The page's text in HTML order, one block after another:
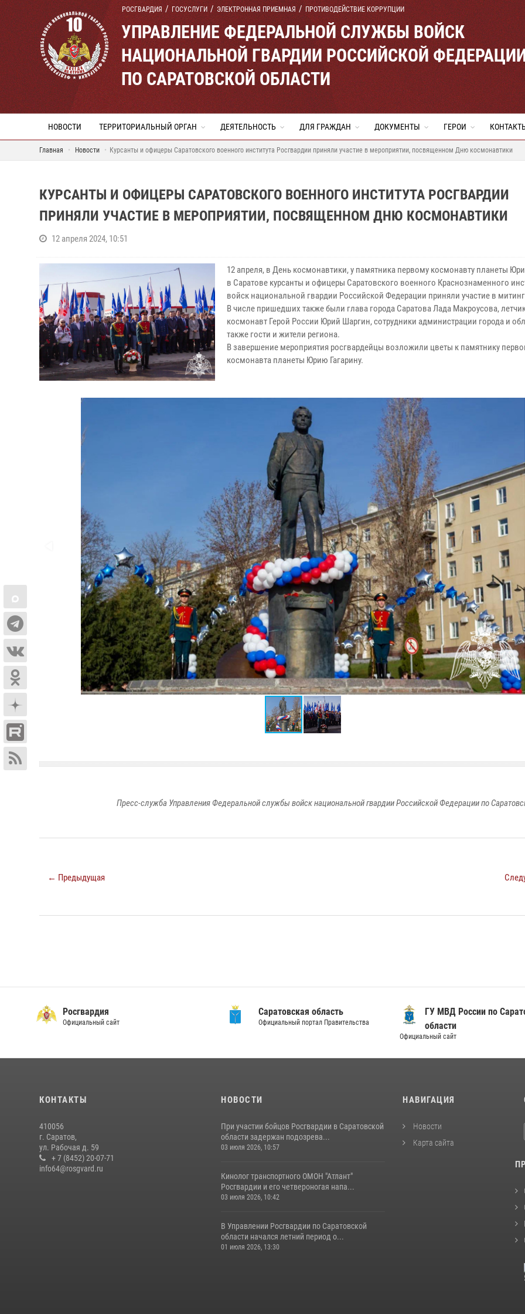
РОСГВАРДИЯ ГОСУСЛУГИ ЭЛЕКТРОННАЯ ПРИЕМНАЯ ПРОТИВОДЕЙСТВИЕ КОРРУПЦИИ
УПРАВЛЕНИЕ ФЕДЕРАЛЬНОЙ СЛУЖБЫ ВОЙСК
НАЦИОНАЛЬНОЙ ГВАРДИИ РОССИЙСКОЙ
ПО САРАТОВСКОЙ ОБЛАСТИ
НОВОСТИ ТЕРРИТОРИАЛЬНЫЙ ОРГАН ДЕЯТЕЛЬНОСТЬ ДЛЯ ГРАЖДАН ДОКУМЕНТЫ ГЕРОИ
Главная Новости Курсанты и офицеры Саратовского военного института Росгвардии приняли участие в мероприятии, посвященном Дню космонавтики
КУРСАНТЫ И ОФИЦЕРЫ САРАТОВСКОГО ВОЕННОГО ИНСТИТУТА РОСГВАРДИИ
ПРИНЯЛИ УЧАСТИЕ В МЕРОПРИЯТИИ, ПОСВЯЩЕННОМ ДНЮ КОСМОНАВТИКИ
12 апреля 2024, 10:51
12 апреля, в День космонавтики, у памятника первому космонавту планеты
в Саратове курсанты и офицеры Саратовского военного Краснознаменного
войск национальной гвардии Российской Федерации приняли участие в
В числе пришедших также были глава города Саратова Лада Макроусова,
космонавт Герой России Юрий Шаргин, сотрудники администрации города и
также гости и жители региона.
В завершение мероприятия росгвардейцы возложили цветы к памятнику
космонавта планеты Юрию Гагарину.
Пресс-служба Управления Федеральной службы войск национальной гвардии Российской Федерации по
← Предыдущая
Росгвардия
Официальный сайт
Саратовская область
Официальный портал Правительства
ГУ МВД России по
области
Официальный сайт
КОНТАКТЫ
410056
г. Саратов,
ул. Рабочая д. 59
+ 7 (8452) 20-07-71
info64@rosgvard.ru
НОВОСТИ
При участии бойцов Росгвардии в Саратовской
области задержан подозрева...
03 июля 2026, 10:57
Кинолог транспортного ОМОН "Атлант"
Росгвардии и его четвероногая напа...
03 июля 2026, 10:42
В Управлении Росгвардии по Саратовской
области начался летний период о...
01 июля 2026, 13:30
НАВИГАЦИЯ
Новости
Карта сайта